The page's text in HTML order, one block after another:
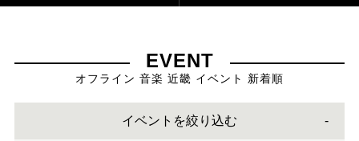
EVENT
オフライン 音楽 近畿 イベント 新着順
イベントを絞り込む